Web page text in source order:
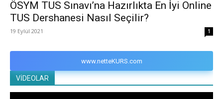
ÖSYM TUS Sınavı’na Hazırlıkta En İyi Online
TUS Dershanesi Nasıl Seçilir?
19 Eylül 2021 1
www.netteKURS.com
VİDEOLAR